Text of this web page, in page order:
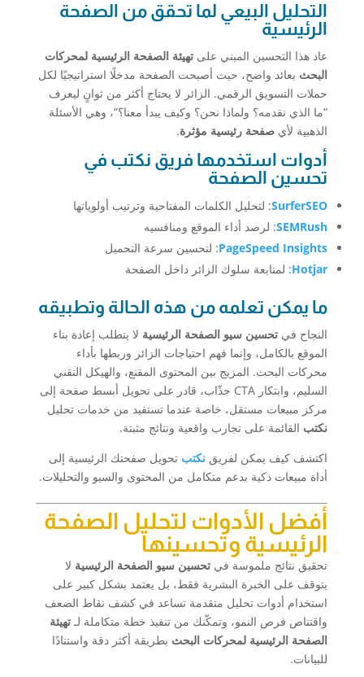
التحليل البيعي لما تحقق من الصفحة
الرئيسية
عاد هذا التحسين المبني على تهيئة الصفحة الرئيسية لمحركات
البحث بعائد واضح، حيث أصبحت الصفحة مدخلًا استراتيجيًا لكل
حملات التسويق الرقمي. الزائر لا يحتاج أكثر من ثوانٍ ليعرف
“ما الذي نقدمه؟ ولماذا نحن؟ وكيف يبدأ معنا؟”، وهي الأسئلة
الذهبية لأي صفحة رئيسية مؤثرة.
أدوات استخدمها فريق نكتب في
تحسين الصفحة
SurferSEO: لتحليل الكلمات المفتاحية وترتيب أولوياتها
SEMRush: لرصد أداء الموقع ومنافسيه
PageSpeed Insights: لتحسين سرعة التحميل
Hotjar: لمتابعة سلوك الزائر داخل الصفحة
ما يمكن تعلمه من هذه الحالة وتطبيقه
النجاح في تحسين سيو الصفحة الرئيسية لا يتطلب إعادة بناء
الموقع بالكامل، وإنما فهم احتياجات الزائر وربطها بأداء
محركات البحث. المزيج بين المحتوى المقنع، والهيكل التقني
السليم، وابتكار CTA جذّاب، قادر على تحويل أبسط صفحة إلى
مركز مبيعات مستقل، خاصة عندما تستفيد من خدمات تحليل
نكتب القائمة على تجارب واقعية ونتائج مثبتة.
اكتشف كيف يمكن لفريق نكتب تحويل صفحتك الرئيسية إلى
أداة مبيعات ذكية بدعم متكامل من المحتوى والسيو والتحليلات.
أفضل الأدوات لتحليل الصفحة
الرئيسية وتحسينها
تحقيق نتائج ملموسة في تحسين سيو الصفحة الرئيسية لا
يتوقف على الخبرة البشرية فقط، بل يعتمد بشكل كبير على
استخدام أدوات تحليل متقدمة تساعد في كشف نقاط الضعف
واقتناص فرص النمو، وتمكّنك من تنفيذ خطة متكاملة لـ تهيئة
الصفحة الرئيسية لمحركات البحث بطريقة أكثر دقة واستنادًا
للبيانات.